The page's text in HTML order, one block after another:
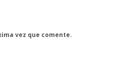
vez que comente.